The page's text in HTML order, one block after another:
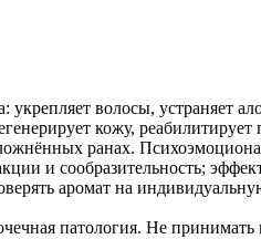
укрепляет волосы, устраняет
кожу,
ранах.
и сообразительность;
аромат на
патология. Не